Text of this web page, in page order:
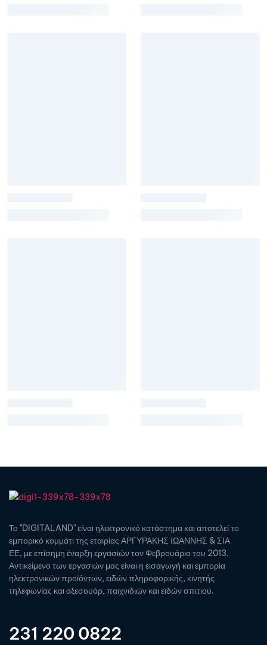
Το "DIGITALAND" είναι ηλεκτρονικό κατάστημα και αποτελεί το
εμπορικό κομμάτι της εταιρίας ΑΡΓΥΡΑΚΗΣ ΙΩΑΝΝΗΣ & ΣΙΑ
ΕΕ, με επίσημη έναρξη εργασιών τον Φεβρουάριο του 2013.
Αντικείμενο των εργασιών μας είναι η εισαγωγή και εμπορία
ηλεκτρονικών προϊόντων, ειδών πληροφορικής, κινητής
τηλεφωνίας και αξεσουάρ, παιχνιδιών και ειδών σπιτιού.
231 220 0822